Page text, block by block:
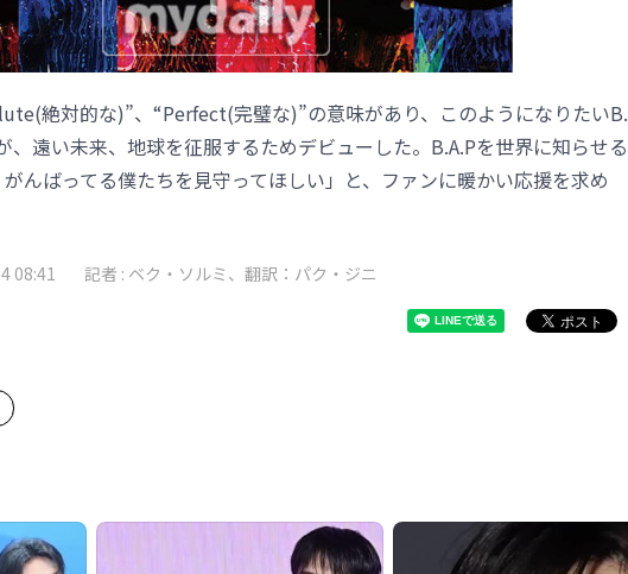
絶対的な)”、“Perfect(完璧な)”の意味があり、このようになりたいB.
、遠い未来、地球を征服するためデビューした。B.A.Pを世界に知らせる
んばってる僕たちを見守ってほしい」と、ファンに暖かい応援を求め
08:41 記者 : ベク・ソルミ、翻訳：パク・ジニ